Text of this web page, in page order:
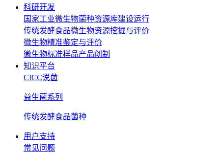
科研开发
国家工业微生物菌种资源库建设运行
传统发酵食品微生物资源挖掘与评价
微生物精准鉴定与评价
微生物标准样品产品创制
知识平台
CICC说菌
益生菌系列
传统发酵食品菌种
用户支持
常见问题